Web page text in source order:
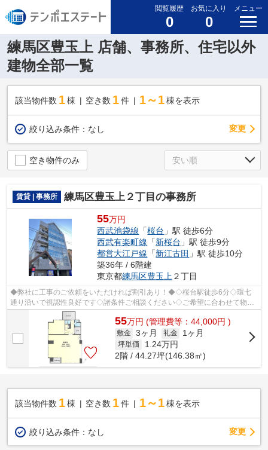
閲覧履歴
0
お気に入り
0
メニュー
練馬区豊玉上 店舗、事務所、住宅以外
建物全部一覧
該当物件数 1棟 空き数 1 件 1～1 棟を表示
絞り込み条件： なし 変更
空き物件のみ
賃貸 | 事務所 練馬区豊玉上２丁目の事務所
55万円
西武池袋線 「桜台 」駅 徒歩6分
西武有楽町線 「新桜台 」駅 徒歩9分
都営大江戸線 「新江古田 」駅 徒歩10分
築36年 / 6階建
東京都練馬区豊玉上 ２丁目
◆弊社に工事のご依頼をいただければ割引あり！◆◇桜台駅徒歩6分◇環七
通り沿いで視認性良好です◇諸条件ご相談ください◇ご希望に合わせて物件
のご提案が可能です◇お気軽にお問い合わせく...
55万円 (管理費等：44,000円 )
敷金 3ヶ月 礼金 1ヶ月
坪単価 1.24万円
2階 / 44.27坪(146.38㎡)
該当物件数 1棟 空き数 1 件 1～1 棟を表示
絞り込み条件： なし 変更